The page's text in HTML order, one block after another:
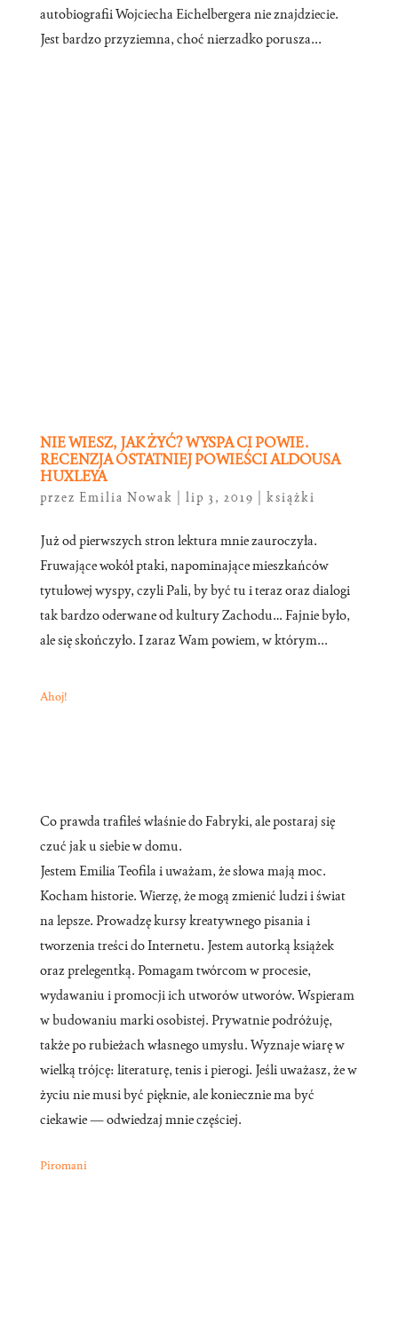
autobiografii Wojciecha Eichelbergera nie znajdziecie.
Jest bardzo przyziemna, choć nierzadko porusza...
NIE WIESZ, JAK ŻYĆ? WYSPA CI POWIE.
RECENZJA OSTATNIEJ POWIEŚCI ALDOUSA
HUXLEYA
przez Emilia Nowak lip 3, 2019 książki
Już od pierwszych stron lektura mnie zauroczyła.
Fruwające wokół ptaki, napominające mieszkańców
tytułowej wyspy, czyli Pali, by być tu i teraz oraz dialogi
tak bardzo oderwane od kultury Zachodu… Fajnie było,
ale się skończyło. I zaraz Wam powiem, w którym...
Ahoj!
Co prawda trafiłeś właśnie do Fabryki, ale postaraj się
czuć jak u siebie w domu.
Jestem Emilia Teofila i uważam, że słowa mają moc.
Kocham historie. Wierzę, że mogą zmienić ludzi i świat
na lepsze. Prowadzę kursy kreatywnego pisania i
tworzenia treści do Internetu. Jestem autorką książek
oraz prelegentką. Pomagam twórcom w procesie,
wydawaniu i promocji ich utworów utworów. Wspieram
w budowaniu marki osobistej. Prywatnie podróżuję,
także po rubieżach własnego umysłu. Wyznaje wiarę w
wielką trójcę: literaturę, tenis i pierogi. Jeśli uważasz, że w
życiu nie musi być pięknie, ale koniecznie ma być
ciekawie — odwiedzaj mnie częściej.
Piromani